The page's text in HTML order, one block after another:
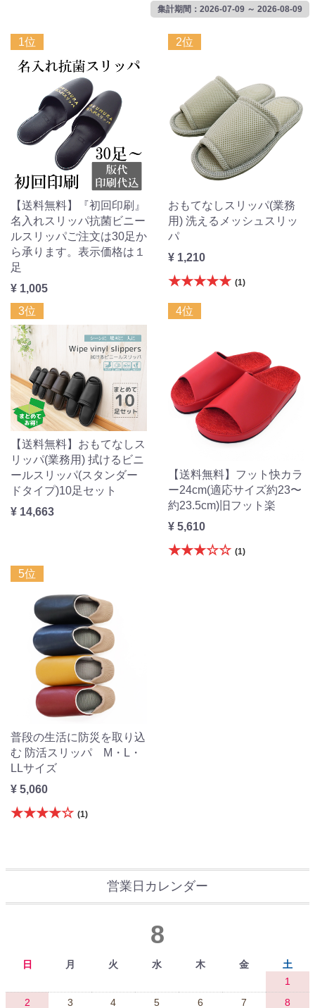
集計期間：2026-07-09 ～ 2026-08-09
1位
【送料無料】『初回印刷』
名入れスリッパ抗菌ビニー
ルスリッパご注文は30足か
ら承ります。表示価格は１
足
¥ 1,005
2位
おもてなしスリッパ(業務
用) 洗えるメッシュスリッ
パ
¥ 1,210
★★★★★ (1)
3位
【送料無料】おもてなしス
リッパ(業務用) 拭けるビニ
ールスリッパ(スタンダー
ドタイプ)10足セット
¥ 14,663
4位
【送料無料】フット快カラ
ー24cm(適応サイズ約23〜
約23.5cm)旧フット楽
¥ 5,610
★★★☆☆ (1)
5位
普段の生活に防災を取り込
む 防活スリッパ M・L・
LLサイズ
¥ 5,060
★★★★☆ (1)
営業日カレンダー
8
日 月 火 水 木 金
土
1
2
3 4 5 6 7
8